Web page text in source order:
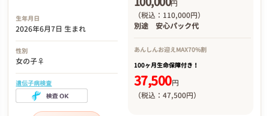
生年月日
2026年6月7日 生まれ
性別
女の子♀
遺伝子病検査
円
（税込：110,000円）
別途 安心パック代
あんしんお迎えMAX70%割
100ヶ月生命保障付き！
37,500円
（税込：47,500円）